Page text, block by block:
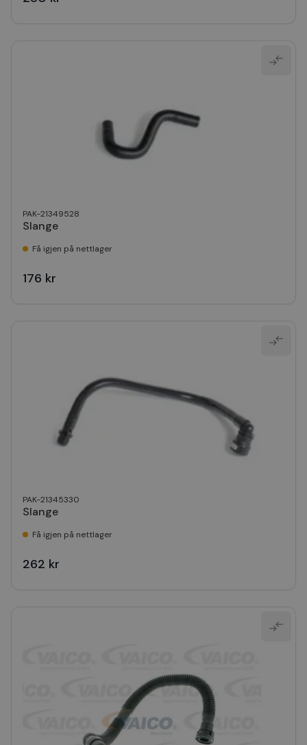
PAK-21349528
Slange
Få igjen på nettlager
176 kr
PAK-21345330
Slange
Få igjen på nettlager
262 kr